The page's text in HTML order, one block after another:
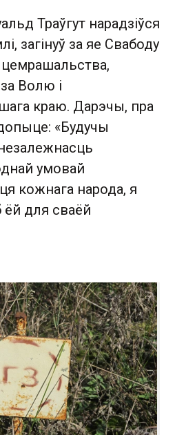
Траўгут нарадзіўся
загінуў за яе Свабоду
цемрашальства,
Волю і
краю. Дарэчы, пра
«Будучы
умовай
кожнага народа, я
для сваёй